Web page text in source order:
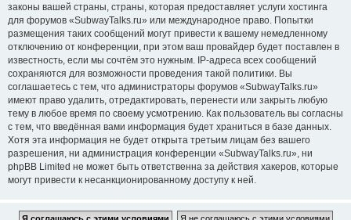
законы вашей страны, страны, которая предоставляет услуги хостинга
для форумов «SubwayTalks.ru» или международное право. Попытки
размещения таких сообщений могут привести к вашему немедленному
отключению от конференции, при этом ваш провайдер будет поставлен в
известность, если мы сочтём это нужным. IP-адреса всех сообщений
сохраняются для возможности проведения такой политики. Вы
соглашаетесь с тем, что администраторы форумов «SubwayTalks.ru»
имеют право удалить, отредактировать, перенести или закрыть любую
тему в любое время по своему усмотрению. Как пользователь вы согласны
с тем, что введённая вами информация будет храниться в базе данных.
Хотя эта информация не будет открыта третьим лицам без вашего
разрешения, ни администрация конференции «SubwayTalks.ru», ни
phpBB Limited не может быть ответственна за действия хакеров, которые
могут привести к несанкционированному доступу к ней.